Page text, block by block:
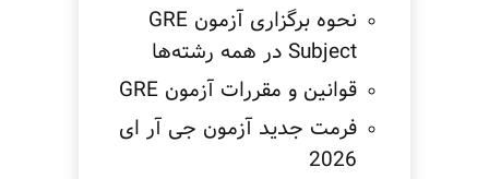
نحوه برگزاری آزمون GRE
Subject در همه رشته‌ها
قوانین و مقررات آزمون GRE
فرمت جدید آزمون جی آر ای
2026